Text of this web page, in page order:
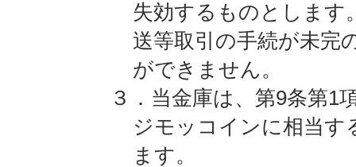
失効するものとします
送等取引の手続が未完
ができません。
３．当金庫は、第9条第1
ジモッコインに相当す
ます。